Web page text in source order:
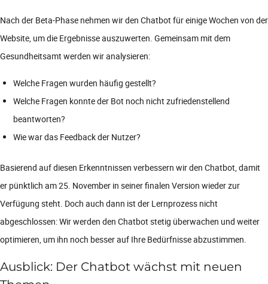
Nach der Beta-Phase nehmen wir den Chatbot für einige Wochen von der
Website, um die Ergebnisse auszuwerten. Gemeinsam mit dem
Gesundheitsamt werden wir analysieren:
Welche Fragen wurden häufig gestellt?
Welche Fragen konnte der Bot noch nicht zufriedenstellend
beantworten?
Wie war das Feedback der Nutzer?
Basierend auf diesen Erkenntnissen verbessern wir den Chatbot, damit
er pünktlich am 25. November in seiner finalen Version wieder zur
Verfügung steht. Doch auch dann ist der Lernprozess nicht
abgeschlossen: Wir werden den Chatbot stetig überwachen und weiter
optimieren, um ihn noch besser auf Ihre Bedürfnisse abzustimmen.
Ausblick: Der Chatbot wächst mit neuen